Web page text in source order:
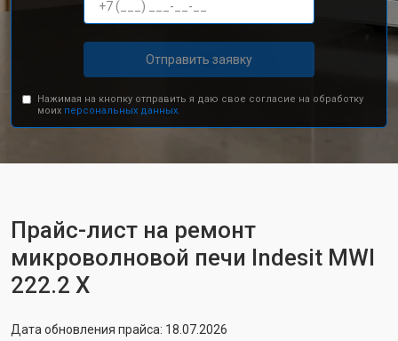
Отправить заявку
Нажимая на кнопку отправить я даю свое согласие на обработку
моих персональных данных.
Прайс-лист на ремонт
микроволновой печи Indesit MWI
222.2 X
Дата обновления прайса: 18.07.2026